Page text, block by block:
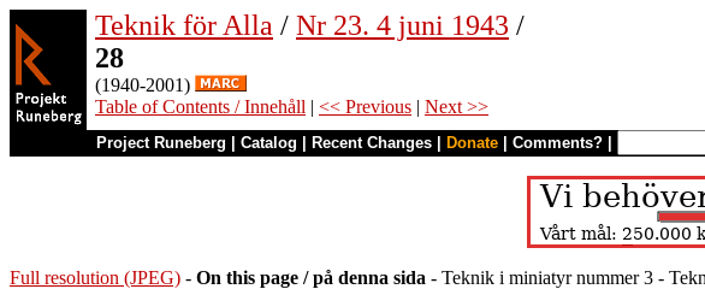
Teknik för Alla / Nr 23. 4 juni 1943 /
28
(1940-2001)
Table of Contents / Innehåll | << Previous | Next >>
Project Runeberg Catalog Recent Changes Donate Comments?
Full resolution (JPEG) - On this page / på denna sida - Teknik i miniatyr nummer 3 -